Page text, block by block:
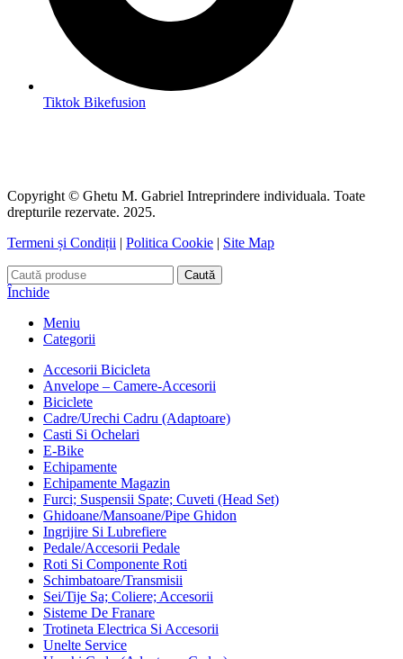
Tiktok Bikefusion
Copyright © Ghetu M. Gabriel Intreprindere individuala. Toate
drepturile rezervate. 2025.
Termeni și Condiții | Politica Cookie | Site Map
Caută
Închide
Meniu
Categorii
Accesorii Bicicleta
Anvelope – Camere-Accesorii
Biciclete
Cadre/Urechi Cadru (Adaptoare)
Casti Si Ochelari
E-Bike
Echipamente
Echipamente Magazin
Furci; Suspensii Spate; Cuveti (Head Set)
Ghidoane/Mansoane/Pipe Ghidon
Ingrijire Si Lubrefiere
Pedale/Accesorii Pedale
Roti Si Componente Roti
Schimbatoare/Transmisii
Sei/Tije Sa; Coliere; Accesorii
Sisteme De Franare
Trotineta Electrica Si Accesorii
Unelte Service